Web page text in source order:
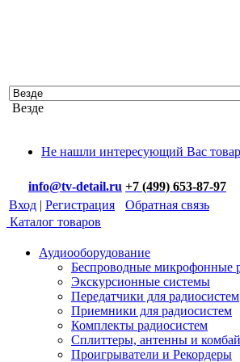
Везде
Не нашли интересующий Вас
info@tv-detail.ru +7 (499) 653-87-97
Вход | Регистрация
Обратная связь
Каталог товаров
Аудиооборудование
Беспроводные микрофонные
Экскурсионные системы
Передатчики для радиосистем
Приемники для радиосистем
Комплекты радиосистем
Сплиттеры, антенны и
Проигрыватели и Рекордеры